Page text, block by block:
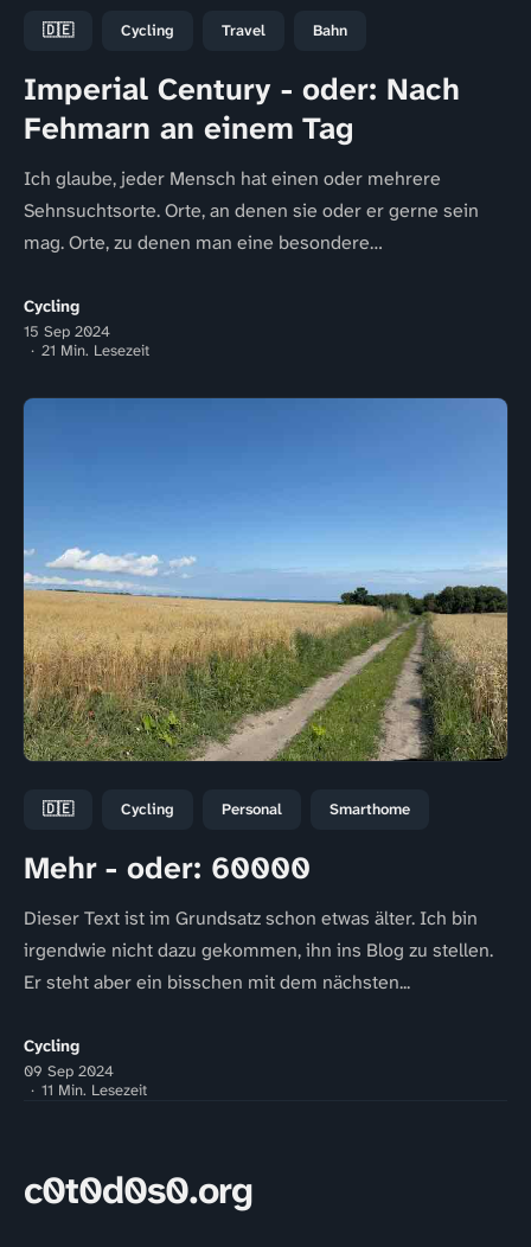
🇩🇪 Cycling Travel Bahn
Imperial Century - oder: Nach
Fehmarn an einem Tag
Ich glaube, jeder Mensch hat einen oder mehrere
Sehnsuchtsorte. Orte, an denen sie oder er gerne sein
mag. Orte, zu denen man eine besondere
Cycling
15 Sep 2024
21 Min. Lesezeit
🇩🇪 Cycling Personal Smarthome
Mehr - oder: 60000
Dieser Text ist im Grundsatz schon etwas älter. Ich bin
irgendwie nicht dazu gekommen, ihn ins Blog zu stellen.
Er steht aber ein bisschen mit dem nächsten...
Cycling
09 Sep 2024
11 Min. Lesezeit
c0t0d0s0.org